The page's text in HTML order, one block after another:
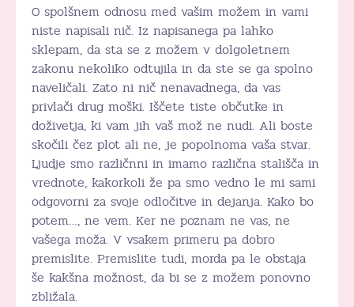
O spolšnem odnosu med vašim možem in vami
niste napisali nič. Iz napisanega pa lahko
sklepam, da sta se z možem v dolgoletnem
zakonu nekoliko odtujila in da ste se ga spolno
naveličali. Zato ni nič nenavadnega, da vas
privlači drug moški. Iščete tiste občutke in
doživetja, ki vam jih vaš mož ne nudi. Ali boste
skočili čez plot ali ne, je popolnoma vaša stvar.
Ljudje smo različnni in imamo različna stališča in
vrednote, kakorkoli že pa smo vedno le mi sami
odgovorni za svoje odločitve in dejanja. Kako bo
potem…, ne vem. Ker ne poznam ne vas, ne
vašega moža. V vsakem primeru pa dobro
premislite. Premislite tudi, morda pa le obstaja
še kakšna možnost, da bi se z možem ponovno
zbližala.